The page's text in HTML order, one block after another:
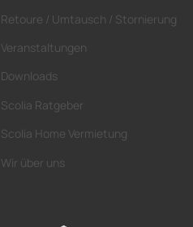
Retoure / Umtausch / Stornierung
Veranstaltungen
Downloads
Scolia Ratgeber
Scolia Home Vermietung
Wir über uns